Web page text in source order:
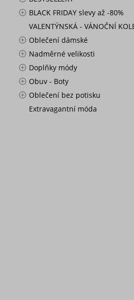
BLACK FRIDAY slevy až -80%
VALENTÝNSKÁ - VÁNOČNÍ
Oblečení dámské
Nadměrné velikosti
Doplňky módy
Obuv - Boty
Oblečení bez potisku
Extravagantní móda